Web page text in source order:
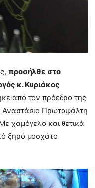
προσήλθε στο
κ. Κυριάκος
από τον πρόεδρο της
Αναστάσιο Πρωτοψάλτη
χαμόγελο και θετικά
ξηρό μοσχάτο